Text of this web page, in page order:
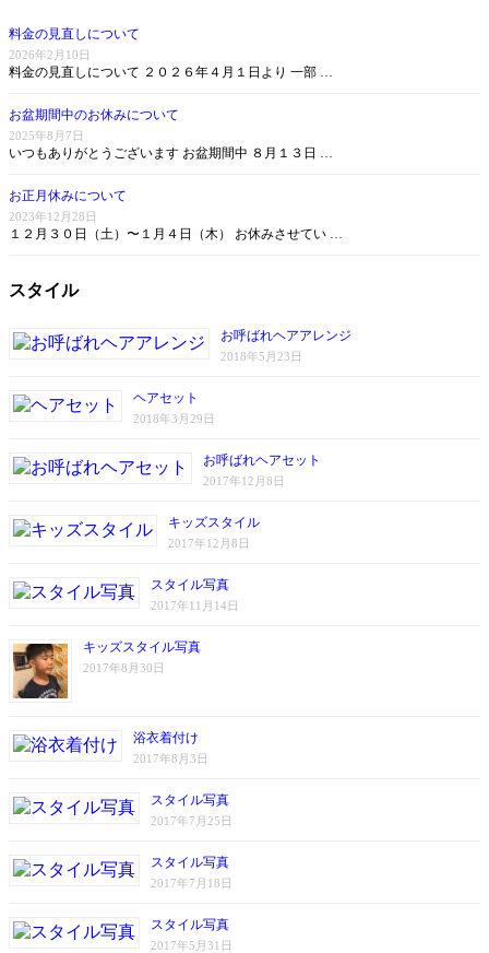
料金の見直しについて
2026年2月10日
料金の見直しについて ２０２６年４月１日より 一部 …
お盆期間中のお休みについて
2025年8月7日
いつもありがとうございます お盆期間中 ８月１３日 …
お正月休みについて
2023年12月28日
１２月３０日（土）〜１月４日（木） お休みさせてい …
スタイル
お呼ばれヘアアレンジ
2018年5月23日
ヘアセット
2018年3月29日
お呼ばれヘアセット
2017年12月8日
キッズスタイル
2017年12月8日
スタイル写真
2017年11月14日
キッズスタイル写真
2017年8月30日
浴衣着付け
2017年8月3日
スタイル写真
2017年7月25日
スタイル写真
2017年7月18日
スタイル写真
2017年5月31日